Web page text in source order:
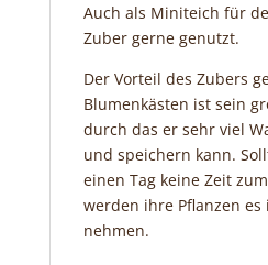
Auch als Miniteich für
Zuber gerne genutzt.
Der Vorteil des Zubers
Blumenkästen ist sein
durch das er sehr viel
und speichern kann.
einen Tag keine Zeit
werden ihre Pflanzen
nehmen.